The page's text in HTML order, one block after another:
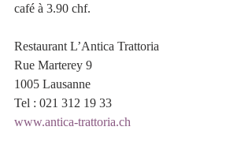
café à 3.90 chf.
Restaurant L’Antica Trattoria
Rue Marterey 9
1005 Lausanne
Tel : 021 312 19 33
www.antica-trattoria.ch